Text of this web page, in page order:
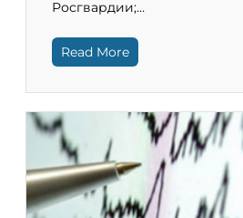
Росгвардии;…
Read More